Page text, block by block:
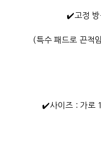
✔️고정 방
(특수 패드로 끈적
✔️사이즈 : 가로